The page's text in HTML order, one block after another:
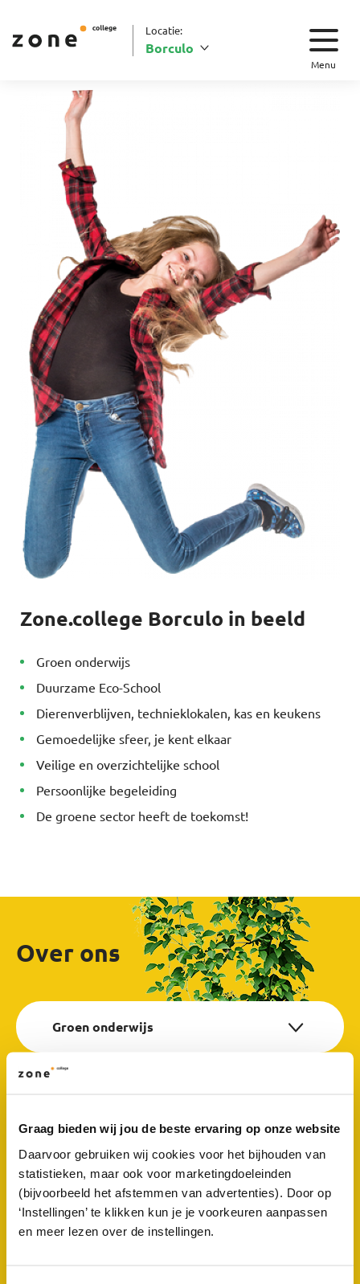
Graag bieden wij jou de beste ervaring op onze website
Daarvoor gebruiken wij cookies voor het bijhouden van
statistieken, maar ook voor marketingdoeleinden
(bijvoorbeeld het afstemmen van advertenties). Door op
‘Instellingen’ te klikken kun je je voorkeuren aanpassen
en meer lezen over de instellingen.
Locatie:
Borculo
Menu
Zone.college Borculo in beeld
Groen onderwijs
Duurzame Eco-School
Dierenverblijven, technieklokalen, kas en keukens
Gemoedelijke sfeer, je kent elkaar
Veilige en overzichtelijke school
Persoonlijke begeleiding
De groene sector heeft de toekomst!
Over ons
Groen onderwijs
Persoonlijke begeleiding centraal
Ouderbetrokkenheid